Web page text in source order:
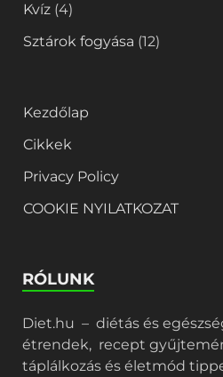
Kvíz (4)
Sztárok fogyása (12)
Kezdőlap
Cikkek
Privacy Policy
COOKIE NYILATKOZAT
RÓLUNK
Diet.hu – diétás és
étrendek, recept
táplálkozás és életmód